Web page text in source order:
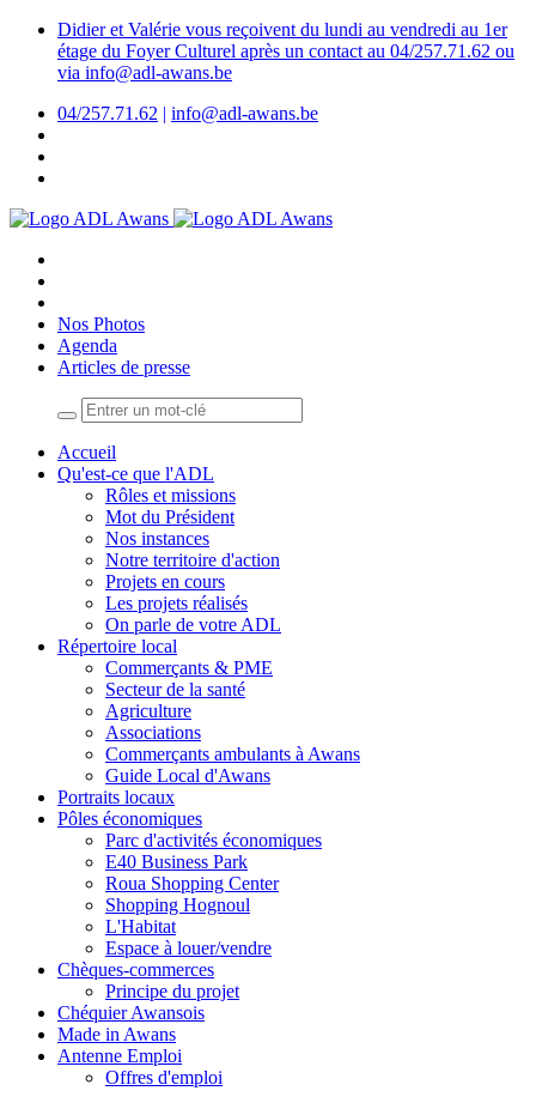
Didier et Valérie vous reçoivent du lundi au vendredi au 1er
étage du Foyer Culturel après un contact au 04/257.71.62 ou
via info@adl-awans.be
04/257.71.62 | info@adl-awans.be
Nos Photos
Agenda
Articles de presse
Accueil
Qu'est-ce que l'ADL
Rôles et missions
Mot du Président
Nos instances
Notre territoire d'action
Projets en cours
Les projets réalisés
On parle de votre ADL
Répertoire local
Commerçants & PME
Secteur de la santé
Agriculture
Associations
Commerçants ambulants à Awans
Guide Local d'Awans
Portraits locaux
Pôles économiques
Parc d'activités économiques
E40 Business Park
Roua Shopping Center
Shopping Hognoul
L'Habitat
Espace à louer/vendre
Chèques-commerces
Principe du projet
Chéquier Awansois
Made in Awans
Antenne Emploi
Offres d'emploi